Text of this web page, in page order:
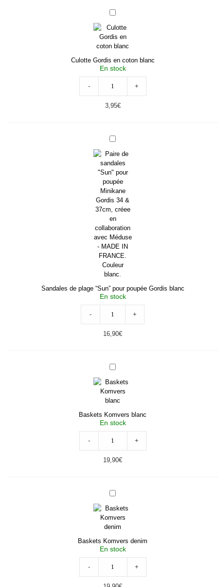
Culotte
en
coton
blanc
Culotte Gordis en coton blanc
En stock
- +
3,95€
Sandales
plage
“Sun”
pour
poupée
Gordis
blanc
Sandales de plage “Sun” pour poupée Gordis blanc
En stock
- +
16,90€
Baskets
blanc
Baskets Komvers blanc
En stock
- +
19,90€
Baskets
denim
Baskets Komvers denim
En stock
- +